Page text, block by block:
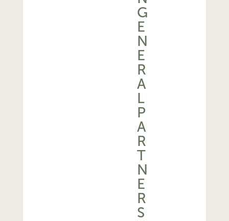
G
E
N
E
R
A
L
P
A
R
T
N
E
R
S